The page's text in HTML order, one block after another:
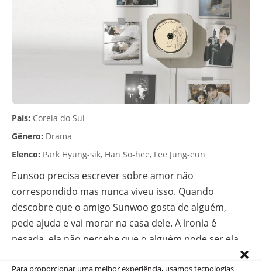
Para proporcionar uma melhor experiência, usamos tecnologias
País: Coreia do Sul
Gênero: Drama
Elenco: Park Hyung-sik, Han So-hee, Lee Jung-eun
Eunsoo precisa escrever sobre amor não
correspondido mas nunca viveu isso. Quando
descobre que o amigo Sunwoo gosta de alguém,
pede ajuda e vai morar na casa dele. A ironia é
pesada ela não percebe que o alguém pode ser ela.